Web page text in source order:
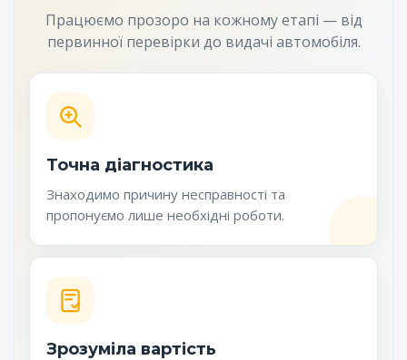
Працюємо прозоро на кожному етапі — від
первинної перевірки до видачі автомобіля.
Точна діагностика
Знаходимо причину несправності та
пропонуємо лише необхідні роботи.
Зрозуміла вартість